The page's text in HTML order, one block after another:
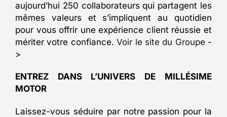
aujourd’hui 250 collaborateurs qui partagent les
mêmes valeurs et s’impliquent au quotidien
pour vous offrir une expérience client réussie et
mériter votre confiance.Voir le site du Groupe -
>
ENTREZ DANS L’UNIVERS DE
MILLÉSIME
MOTOR
Laissez-vous séduire par notre passion pour la